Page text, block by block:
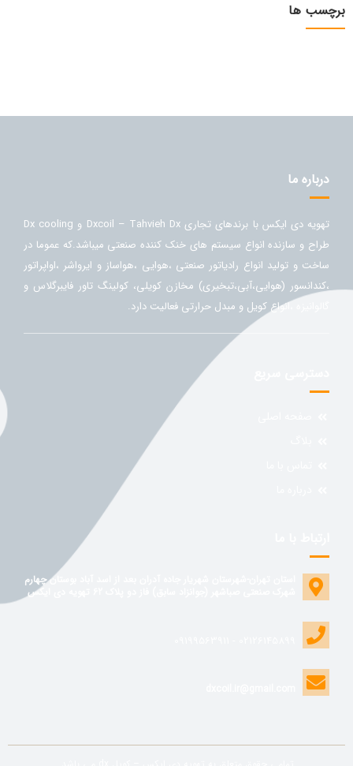
برچسب ها
درباره ما
تهویه دی ایکس با برندهای تجاری Dxcoil – Tahvieh Dx و Dx cooling
طراح و سازنده انواع سیستم های خنک کننده صنعتی میباشد.که عموما در
ساخت و تولید انواع رادیاتور صنعتی ،هوایی ،هواساز و ایرواشر ،اواپراتور
،کندانسور (هوایی،آبی،تبخیری) مخازن کویلی، کولینگ تاور فایبرگلاس و
گالوانیزه ،انواع کویل و مبدل حرارتی فعالیت دارد.
استان تهران-شهرستان شهریار جاده آدران بعد از اسد آباد بوستان چهارم